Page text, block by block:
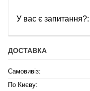
У вас є запитання?:
ДОСТАВКА
Самовивіз:
По Києву: